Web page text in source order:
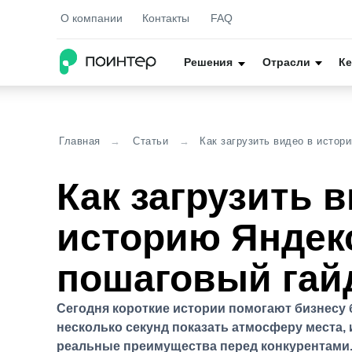
О компании FAQ
Контакты
Отрасли
Решения
Новейшие
в отрасли
и решений
Новейшие
в отрасли
и решений
Статьи
Главная → Как загрузить видео в
→
Как загрузить
историю
пошаговый
Сегодня короткие истории помогают бизнесу
несколько секунд показать атмосферу места,
реальные преимущества перед